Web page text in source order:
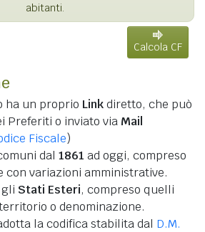
abitanti.
Calcola CF
ha un proprio Linkdiretto, che può
Preferiti o inviato via Mail
Fiscale)
dal 1861 ad oggi, compreso
con variazioni amministrative.
Stati Esteri, compreso quelli
o denominazione.
la codifica stabilita dal D.M.